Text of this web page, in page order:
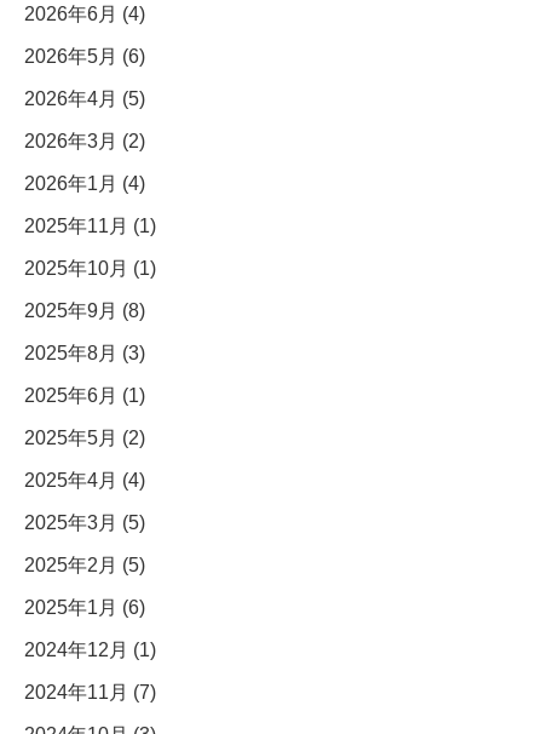
2026年6月 (4)
2026年5月 (6)
2026年4月 (5)
2026年3月 (2)
2026年1月 (4)
2025年11月 (1)
2025年10月 (1)
2025年9月 (8)
2025年8月 (3)
2025年6月 (1)
2025年5月 (2)
2025年4月 (4)
2025年3月 (5)
2025年2月 (5)
2025年1月 (6)
2024年12月 (1)
2024年11月 (7)